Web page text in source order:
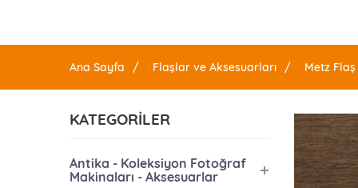
Ana Sayfa Flaşlar ve Aksesuarları Metz
KATEGORİLER
Antika - Koleksiyon Fotoğraf
Makinaları - Aksesuarlar